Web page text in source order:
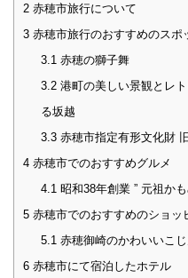
2 赤穂市旅行について
3 赤穂市旅行のおすすめのスポ
3.1 赤穂の獅子舞
3.2港町の美しい景観とレ
る坂越
3.3赤穂市指定有形文化財
4 赤穂市でのおすすめグルメ
4.1 昭和38年創業 ” 元祖か
5 赤穂市でのおすすめのショッ
5.1 赤穂御崎のかわいいこ
6 赤穂市にて宿泊したホテル